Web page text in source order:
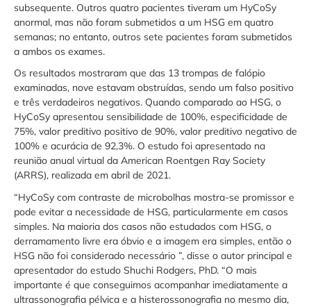
subsequente. Outros quatro pacientes tiveram um HyCoSy
anormal, mas não foram submetidos a um HSG em quatro
semanas; no entanto, outros sete pacientes foram submetidos
a ambos os exames.
Os resultados mostraram que das 13 trompas de falópio
examinadas, nove estavam obstruídas, sendo um falso positivo
e três verdadeiros negativos. Quando comparado ao HSG, o
HyCoSy apresentou sensibilidade de 100%, especificidade de
75%, valor preditivo positivo de 90%, valor preditivo negativo de
100% e acurácia de 92,3%. O estudo foi apresentado na
reunião anual virtual da American Roentgen Ray Society
(ARRS), realizada em abril de 2021.
“HyCoSy com contraste de microbolhas mostra-se promissor e
pode evitar a necessidade de HSG, particularmente em casos
simples. Na maioria dos casos não estudados com HSG, o
derramamento livre era óbvio e a imagem era simples, então o
HSG não foi considerado necessário ”, disse o autor principal e
apresentador do estudo Shuchi Rodgers, PhD. “O mais
importante é que conseguimos acompanhar imediatamente a
ultrassonografia pélvica e a histerossonografia no mesmo dia,